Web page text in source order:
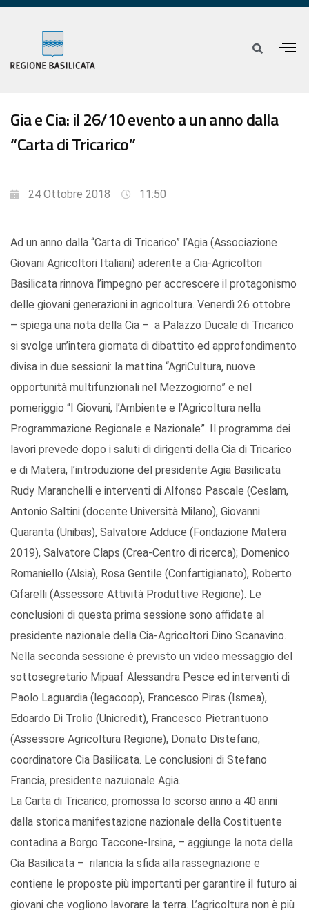
Gia e Cia: il 26/10 evento a un anno dalla
“Carta di Tricarico”
24 Ottobre 2018 11:50
Ad un anno dalla “Carta di Tricarico” l’Agia (Associazione
Giovani Agricoltori Italiani) aderente a Cia-Agricoltori
Basilicata rinnova l’impegno per accrescere il protagonismo
delle giovani generazioni in agricoltura. Venerdì 26 ottobre
– spiega una nota della Cia – a Palazzo Ducale di Tricarico
si svolge un’intera giornata di dibattito ed approfondimento
divisa in due sessioni: la mattina “AgriCultura, nuove
opportunità multifunzionali nel Mezzogiorno” e nel
pomeriggio “I Giovani, l’Ambiente e l’Agricoltura nella
Programmazione Regionale e Nazionale”. Il programma dei
lavori prevede dopo i saluti di dirigenti della Cia di Tricarico
e di Matera, l’introduzione del presidente Agia Basilicata
Rudy Maranchelli e interventi di Alfonso Pascale (Ceslam,
Antonio Saltini (docente Università Milano), Giovanni
Quaranta (Unibas), Salvatore Adduce (Fondazione Matera
2019), Salvatore Claps (Crea-Centro di ricerca); Domenico
Romaniello (Alsia), Rosa Gentile (Confartigianato), Roberto
Cifarelli (Assessore Attività Produttive Regione). Le
conclusioni di questa prima sessione sono affidate al
presidente nazionale della Cia-Agricoltori Dino Scanavino.
Nella seconda sessione è previsto un video messaggio del
sottosegretario Mipaaf Alessandra Pesce ed interventi di
Paolo Laguardia (legacoop), Francesco Piras (Ismea),
Edoardo Di Trolio (Unicredit), Francesco Pietrantuono
(Assessore Agricoltura Regione), Donato Distefano,
coordinatore Cia Basilicata. Le conclusioni di Stefano
Francia, presidente nazuionale Agia.
La Carta di Tricarico, promossa lo scorso anno a 40 anni
dalla storica manifestazione nazionale della Costituente
contadina a Borgo Taccone-Irsina, – aggiunge la nota della
Cia Basilicata – rilancia la sfida alla rassegnazione e
contiene le proposte più importanti per garantire il futuro ai
giovani che vogliono lavorare la terra. L’agricoltura non è più